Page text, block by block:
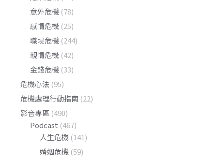
意外危機 (78)
感情危機 (25)
職場危機 (244)
親情危機 (42)
金錢危機 (33)
危機心法 (95)
危機處理行動指南 (22)
影音專區 (490)
Podcast (467)
人生危機 (141)
婚姻危機 (59)